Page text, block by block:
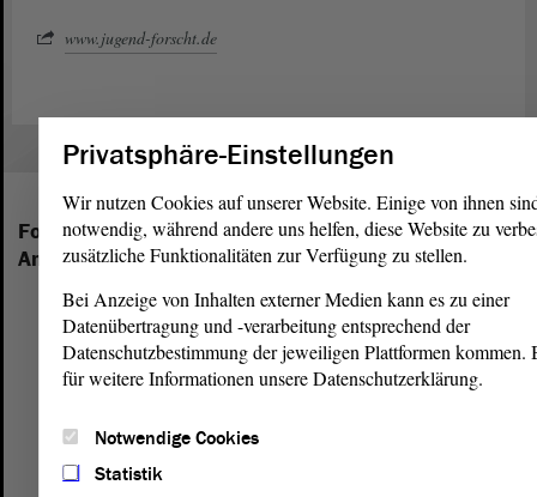
www.jugend-forscht.de
Folgende Fraktionen sind im Landtag von Sachsen-
Anhalt vertreten:
Privatsphäre-Einstellungen
Wir nutzen Cookies auf unserer Website. Einige von ihnen
notwendig, während andere uns helfen, diese Website zu
zusätzliche Funktionalitäten zur Verfügung zu stellen.
Bei Anzeige von Inhalten externer Medien kann es zu einer
Datenübertragung und -verarbeitung entsprechend der
Datenschutzbestimmung der jeweiligen Plattformen kommen.
für weitere Informationen unsere Datenschutzerklärung.
Notwendige Cookies
Statistik